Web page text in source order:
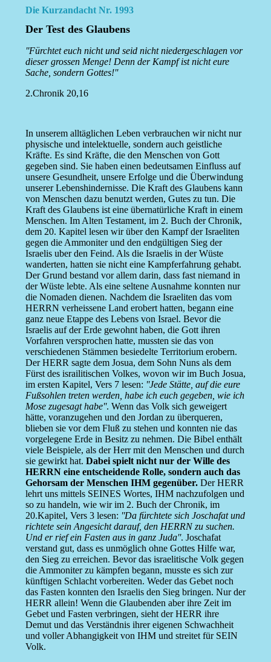
Die Kurzandacht Nr. 1993
Der Test des Glaubens
''Fürchtet euch nicht und seid nicht niedergeschlagen vor
dieser grossen Menge! Denn der Kampf ist nicht eure
Sache, sondern Gottes!''
2.Chronik 20,16
In unserem alltäglichen Leben verbrauchen wir nicht nur
physische und intelektuelle, sondern auch geistliche
Kräfte. Es sind Kräfte, die den Menschen von Gott
gegeben sind. Sie haben einen bedeutsamen Einfluss auf
unsere Gesundheit, unsere Erfolge und die Überwindung
unserer Lebenshindernisse. Die Kraft des Glaubens kann
von Menschen dazu benutzt werden, Gutes zu tun. Die
Kraft des Glaubens ist eine übernatürliche Kraft in einem
Menschen. Im Alten Testament, im 2. Buch der Chronik,
dem 20. Kapitel lesen wir über den Kampf der Israeliten
gegen die Ammoniter und den endgültigen Sieg der
Israelis uber den Feind. Als die Israelis in der Wüste
wanderten, hatten sie nicht eine Kampferfahrung gehabt.
Der Grund bestand vor allem darin, dass fast niemand in
der Wüste lebte. Als eine seltene Ausnahme konnten nur
die Nomaden dienen. Nachdem die Israeliten das vom
HERRN verheissene Land erobert hatten, begann eine
ganz neue Etappe des Lebens von Israel. Bevor die
Israelis auf der Erde gewohnt haben, die Gott ihren
Vorfahren versprochen hatte, mussten sie das von
verschiedenen Stämmen besiedelte Territorium erobern.
Der HERR sagte dem Josua, dem Sohn Nuns als dem
Fürst des israilitischen Volkes, wovon wir im Buch Josua,
im ersten Kapitel, Vers 7 lesen: ''Jede Stätte, auf die eure
Fußsohlen treten werden, habe ich euch gegeben, wie ich
Mose zugesagt habe''. Wenn das Volk sich geweigert
hätte, voranzugehen und den Jordan zu überqueren,
blieben sie vor dem Fluß zu stehen und konnten nie das
vorgelegene Erde in Besitz zu nehmen. Die Bibel enthält
viele Beispiele, als der Herr mit den Menschen und durch
sie gewirkt hat. Dabei spielt nicht nur der Wille des
HERRN eine entscheidende Rolle, sondern auch das
Gehorsam der Menschen IHM gegenüber.Der HERR
lehrt uns mittels SEINES Wortes, IHM nachzufolgen und
so zu handeln, wie wir im 2. Buch der Chronik, im
20.Kapitel, Vers 3 lesen: ''Da fürchtete sich Joschafat und
richtete sein Angesicht darauf, den HERRN zu suchen.
Und er rief ein Fasten aus in ganz Juda''. Joschafat
verstand gut, dass es unmöglich ohne Gottes Hilfe war,
den Sieg zu erreichen. Bevor das israelitische Volk gegen
die Ammoniter zu kämpfen begann, musste es sich zur
künftigen Schlacht vorbereiten. Weder das Gebet noch
das Fasten konnten den Israelis den Sieg bringen. Nur der
HERR allein! Wenn die Glaubenden aber ihre Zeit im
Gebet und Fasten verbringen, sieht der HERR ihre
Demut und das Verständnis ihrer eigenen Schwachheit
und voller Abhangigkeit von IHM und streitet für SEIN
Volk.